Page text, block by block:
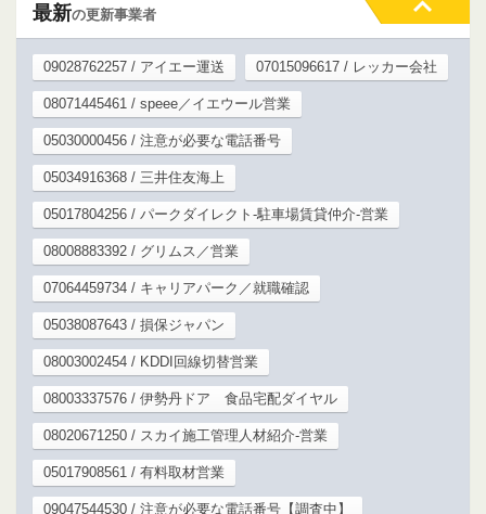
最新の更新事業者
09028762257 / アイエー運送 07015096617 / レッカー会社
08071445461 / speee／イエウール営業
05030000456 / 注意が必要な電話番号
05034916368 / 三井住友海上
05017804256 / パークダイレクト-駐車場賃貸仲介-営業
08008883392 / グリムス／営業
07064459734 / キャリアパーク／就職確認
05038087643 / 損保ジャパン
08003002454 / KDDI回線切替営業
08003337576 / 伊勢丹ドア 食品宅配ダイヤル
08020671250 / スカイ施工管理人材紹介-営業
05017908561 / 有料取材営業
09047544530 / 注意が必要な電話番号【調査中】